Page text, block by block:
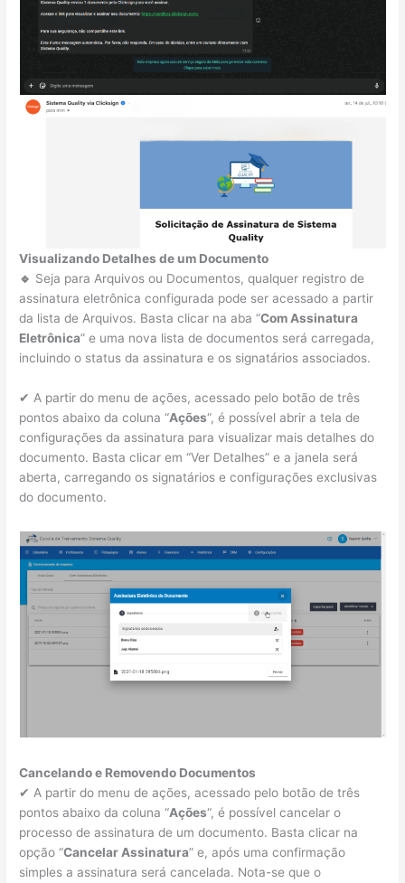
Visualizando Detalhes de um Documento
🔹 Seja para Arquivos ou Documentos, qualquer registro de
assinatura eletrônica configurada pode ser acessado a partir
da lista de Arquivos. Basta clicar na aba “Com Assinatura
Eletrônica” e uma nova lista de documentos será carregada,
incluindo o status da assinatura e os signatários associados.
✔ A partir do menu de ações, acessado pelo botão de três
pontos abaixo da coluna “Ações“, é possível abrir a tela de
configurações da assinatura para visualizar mais detalhes do
documento. Basta clicar em “Ver Detalhes” e a janela será
aberta, carregando os signatários e configurações exclusivas
do documento.
Cancelando e Removendo Documentos
✔ A partir do menu de ações, acessado pelo botão de três
pontos abaixo da coluna “Ações“, é possível cancelar o
processo de assinatura de um documento. Basta clicar na
opção “Cancelar Assinatura” e, após uma confirmação
simples a assinatura será cancelada. Nota-se que o